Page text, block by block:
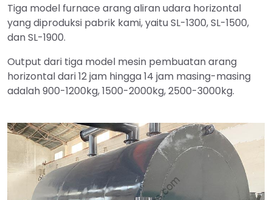
Tiga model furnace arang aliran udara horizontal
yang diproduksi pabrik kami, yaitu SL-1300, SL-1500,
dan SL-1900.
Output dari tiga model mesin pembuatan arang
horizontal dari 12 jam hingga 14 jam masing-masing
adalah 900-1200kg, 1500-2000kg, 2500-3000kg.